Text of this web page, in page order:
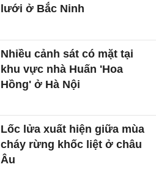
lưới ở Bắc Ninh
Nhiều cảnh sát có mặt tại
khu vực nhà Huấn 'Hoa
Hồng' ở Hà Nội
Lốc lửa xuất hiện giữa mùa
cháy rừng khốc liệt ở châu
Âu